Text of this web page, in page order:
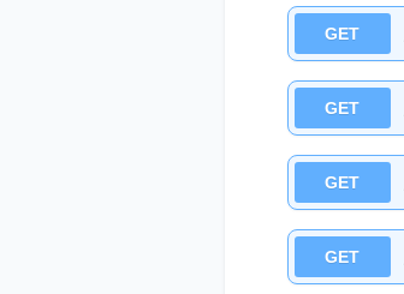
GET
GET
GET
GET